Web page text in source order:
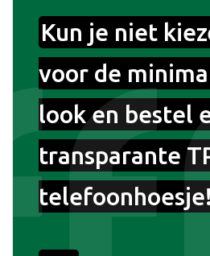
Kun je niet
voor de
look en bestel
transparante
telefoonhoesje!